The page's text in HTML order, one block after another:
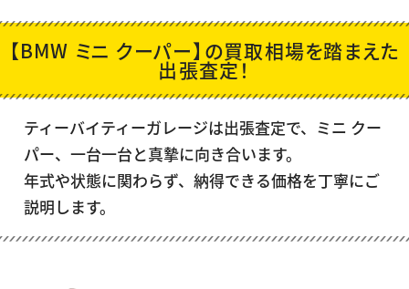
【BMW ミニ クーパー】の買取相場を踏まえた
出張査定！
ティーバイティーガレージは出張査定で、 ミニ クー
パー、一台一台と真摯に向き合います。
年式や状態に関わらず、納得できる価格を丁寧にご
説明します。